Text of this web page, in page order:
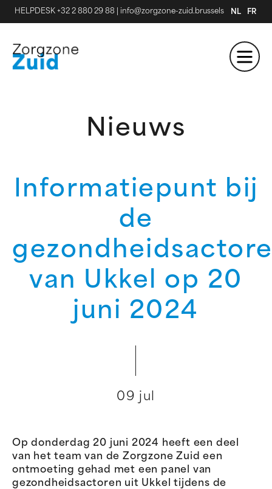
HELPDESK +32 2 880 29 88 info@zorgzone-zuid.brussels NL FR
Nieuws
Informatiepunt bij
de
van Ukkel op 20
juni 2024
09 jul
Op donderdag 20 juni 2024 heeft een deel
van het team van de Zorgzone Zuid een
ontmoeting gehad met een panel van
gezondheidsactoren uit Ukkel tijdens de